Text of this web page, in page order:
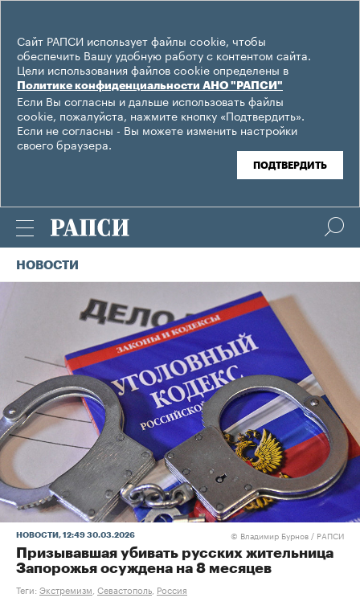
Сайт РАПСИ использует файлы cookie, чтобы
обеспечить Вашу удобную работу с контентом сайта.
Цели использования файлов cookie определены в
Политике конфиденциальности АНО "РАПСИ"
Если Вы согласны и дальше использовать файлы
cookie, пожалуйста, нажмите кнопку «Подтвердить».
Если не согласны - Вы можете изменить настройки
своего браузера.
ПОДТВЕРДИТЬ
НОВОСТИ
НОВОСТИ , 12:49 30.03.2026 © Владимир Бурнов / РАПСИ
Призывавшая убивать русских жительница
Запорожья осуждена на 8 месяцев
Теги: Экстремизм Севастополь Россия